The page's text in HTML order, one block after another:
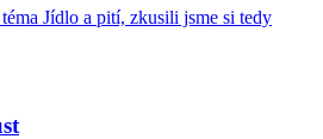
Jídlo a pití, zkusili jsme si tedy